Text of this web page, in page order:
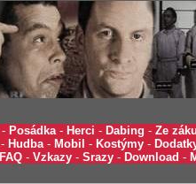
- Posádka- Herci - Dabing - Ze
- Hudba- Mobil - Kostýmy -
- Vzkazy - Srazy - Download -